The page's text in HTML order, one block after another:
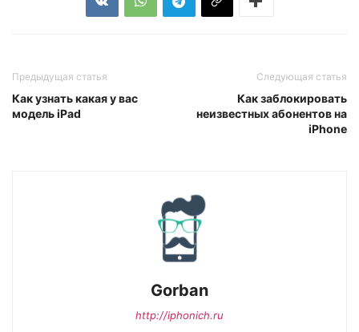
Предыдущая статья
Как узнать какая у вас
модель iPad
Следующая статья
Как заблокировать
неизвестных абонентов на
iPhone
Gorban
http://iphonich.ru